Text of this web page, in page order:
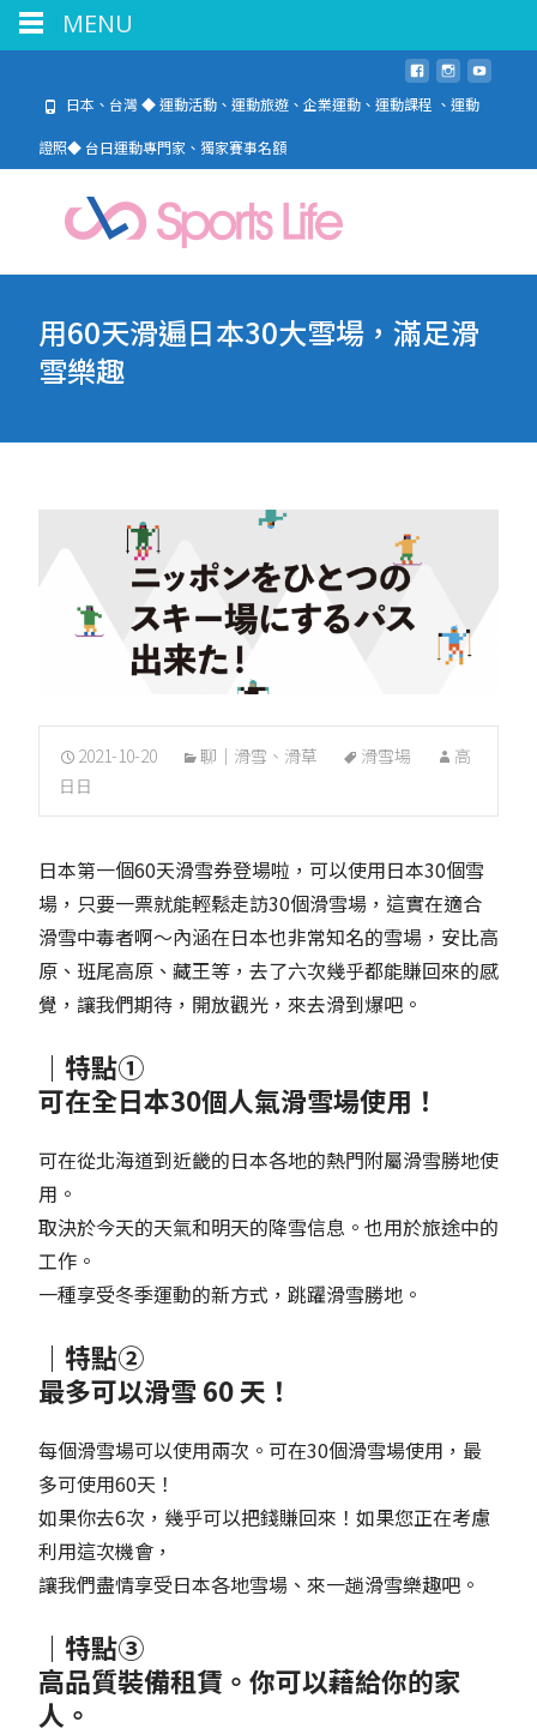
日本、台灣 ◆ 運動活動、運動旅遊、企業運動、運動課程 、運動
證照◆ 台日運動專門家、獨家賽事名額
用60天滑遍日本30大雪場，滿足滑
雪樂趣
2021-10-20 聊｜滑雪、滑草 滑雪場
高
日日
日本第一個60天滑雪券登場啦，可以使用日本30個雪
場，只要一票就能輕鬆走訪30個滑雪場，這實在適合
滑雪中毒者啊～內涵在日本也非常知名的雪場，安比高
原、班尾高原、藏王等，去了六次幾乎都能賺回來的感
覺，讓我們期待，開放觀光，來去滑到爆吧。
｜特點①
可在全日本30個人氣滑雪場使用！
可在從北海道到近畿的日本各地的熱門附屬滑雪勝地使
用。
取決於今天的天氣和明天的降雪信息。也用於旅途中的
工作。
一種享受冬季運動的新方式，跳躍滑雪勝地。
｜特點②
最多可以滑雪 60 天！
每個滑雪場可以使用兩次。可在30個滑雪場使用，最
多可使用60天！
如果你去6次，幾乎可以把錢賺回來！如果您正在考慮
利用這次機會，
讓我們盡情享受日本各地雪場、來一趟滑雪樂趣吧。
｜特點③
高品質裝備租賃。你可以藉給你的家
人。
MENU